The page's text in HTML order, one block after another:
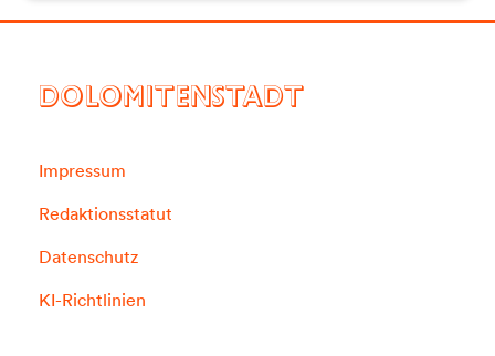
DOLOMITENSTADT
Impressum
Redaktionsstatut
Datenschutz
KI-Richtlinien